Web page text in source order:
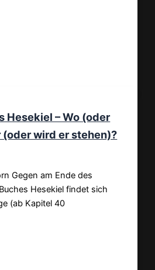
Hesekiel – Wo (oder
wird er stehen)?
Gegen am Ende des
Hesekiel findet sich
(ab Kapitel 40